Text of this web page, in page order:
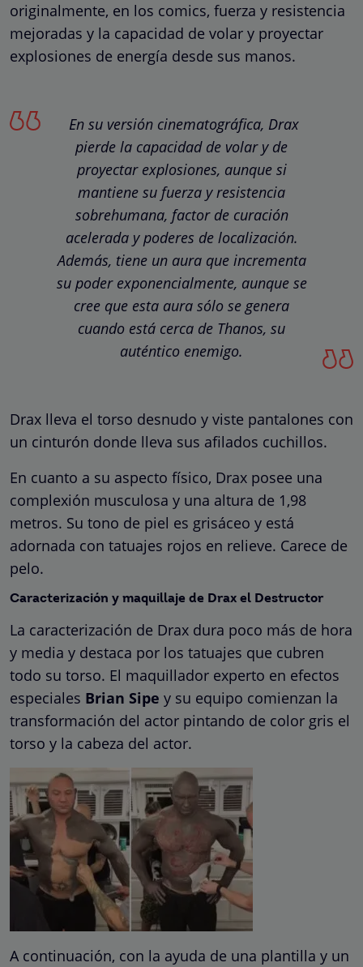
originalmente, en los comics, fuerza y resistencia
mejoradas y la capacidad de volar y proyectar
explosiones de energía desde sus manos.
En su versión cinematográfica, Drax
pierde la capacidad de volar y de
proyectar explosiones, aunque si
mantiene su fuerza y resistencia
sobrehumana, factor de curación
acelerada y poderes de localización.
Además, tiene un aura que incrementa
su poder exponencialmente, aunque se
cree que esta aura sólo se genera
cuando está cerca de Thanos, su
auténtico enemigo.
Drax lleva el torso desnudo y viste pantalones con
un cinturón donde lleva sus afilados cuchillos.
En cuanto a su aspecto físico, Drax posee una
complexión musculosa y una altura de 1,98
metros. Su tono de piel es grisáceo y está
adornada con tatuajes rojos en relieve. Carece de
pelo.
Caracterización y maquillaje de Drax el Destructor
La caracterización de Drax dura poco más de hora
y media y destaca por los tatuajes que cubren
todo su torso. El maquillador experto en efectos
especiales Brian Sipe y su equipo comienzan la
transformación del actor pintando de color gris el
torso y la cabeza del actor.
A continuación, con la ayuda de una plantilla y un